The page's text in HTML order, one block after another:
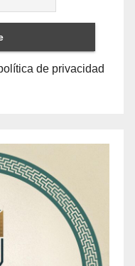
de privacidad